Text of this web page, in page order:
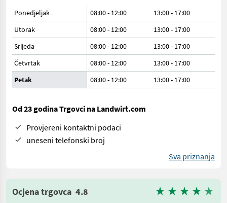
Ponedjeljak 08:00 - 12:00
13:00 - 17:00
Utorak
08:00 - 12:00
13:00 - 17:00
Srijeda
08:00 - 12:00
13:00 - 17:00
Četvrtak
08:00 - 12:00
13:00 - 17:00
Petak
08:00 - 12:00 13:00 - 17:00
Od 23 godina Trgovci na Landwirt.com
Provjereni kontaktni podaci
uneseni telefonski broj
Sva priznanja
Ocjena trgovca 4.8